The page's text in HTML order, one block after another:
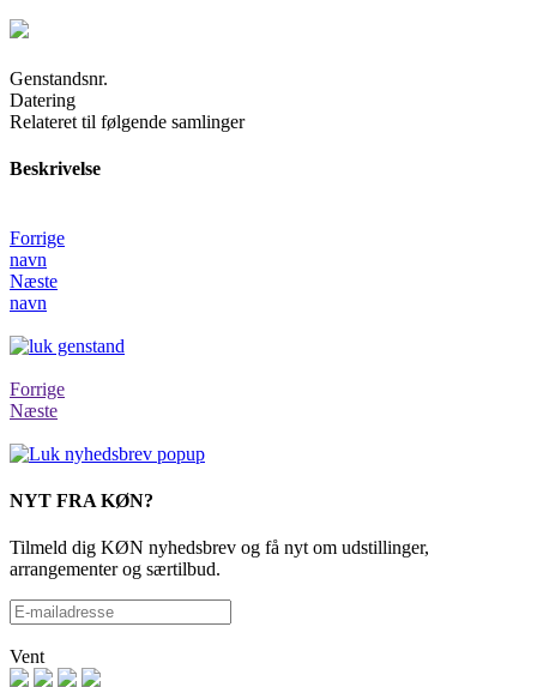
Genstandsnr.
Datering
Relateret til følgende samlinger
Beskrivelse
Forrige
navn
Næste
navn
Forrige
Næste
NYT FRA KØN?
Tilmeld dig KØN nyhedsbrev og få nyt om udstillinger,
arrangementer og særtilbud.
Vent